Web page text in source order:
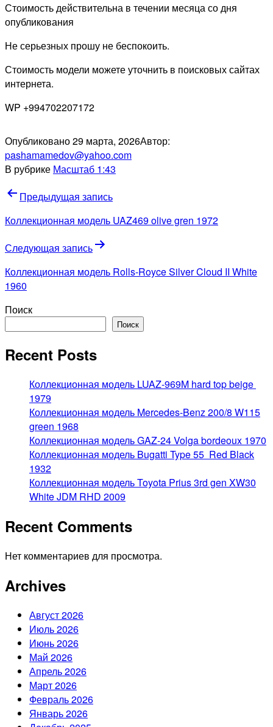
Стоимость действительна в течении месяца со дня
опубликования
Не серьезных прошу не беспокоить.
Стоимость модели можете уточнить в поисковых сайтах
интернета.
WP +994702207172
Опубликовано29 марта, 2026Автор:
pashamamedov@yahoo.com
В рубрике Масштаб 1:43
Навигация
по
Предыдущая запись
Коллекционная модель UAZ469 olive gren 1972
Следующая запись
Коллекционная модель Rolls-Royce Silver Cloud II White
1960
Поиск
Поиск
Recent Posts
Коллекционная модель LUAZ-969M hard top beige
1979
Коллекционная модель Mercedes-Benz 200/8 W115
green 1968
Коллекционная модель GAZ-24 Volga bordeoux 1970
Коллекционная модель Bugatti Type 55 Red Black
1932
Коллекционная модель Toyota Prius 3rd gen XW30
White JDM RHD 2009
Recent Comments
Нет комментариев для просмотра.
Archives
Август 2026
Июль 2026
Июнь 2026
Май 2026
Апрель 2026
Март 2026
Февраль 2026
Январь 2026